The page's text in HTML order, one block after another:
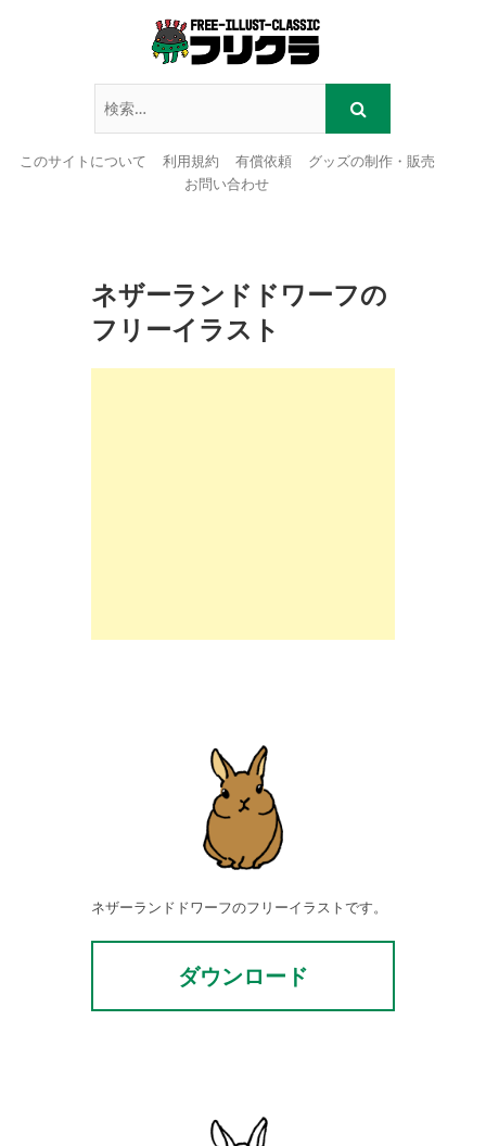
このサイトについて 利用規約 有償依頼
グッズの制作・販売
お問い合わせ
ネザーランドドワーフの
フリーイラスト
ネザーランドドワーフのフリーイラストです。
ダウンロード